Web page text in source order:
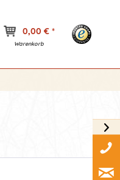
0,00 € *
Warenkorb